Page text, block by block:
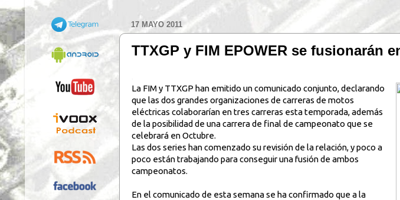
17 MAYO 2011
TTXGP y FIM EPOWER se fusionarán
La FIM y TTXGP han emitido un comunicado conjunto, declarando
que las dos grandes organizaciones de carreras de motos
eléctricas colaborarían en tres carreras esta temporada, además
de la posibilidad de una carrera de final de campeonato que se
celebrará en Octubre.
Las dos series han comenzado su revisión de la relación, y poco a
poco están trabajando para conseguir una fusión de ambos
campeonatos.
En el comunicado de esta semana se ha confirmado que a la